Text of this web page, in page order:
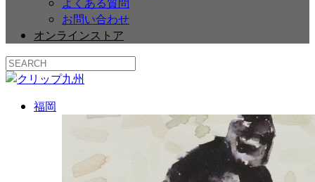
お問い合わせ
オンラインストア
福岡